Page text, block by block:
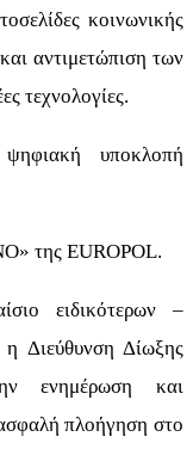
κοινωνικής
αντιμετώπιση των
τεχνολογίες.
υποκλοπή
της EUROPOL.
ειδικότερων –
Διεύθυνση Δίωξης
ενημέρωση και
πλοήγηση στο